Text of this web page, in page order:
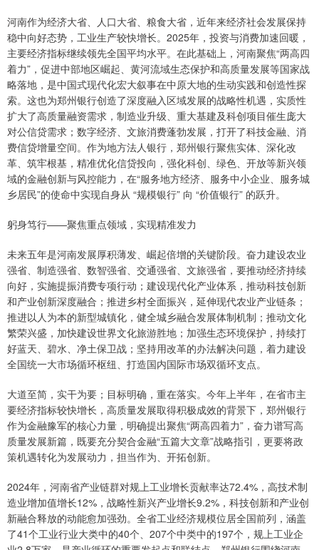
河南作为经济大省、人口大省、粮食大省，近年来经济社会发展保持
稳中向好态势，工业生产较快增长。2025年，投资与消费加速回暖，
主要经济指标继续领先全国平均水平。在此基础上，河南聚焦“两高四
着力”，促进中部地区崛起、黄河流域生态保护和高质量发展等国家战
略落地，是中国式现代化宏大叙事在中原大地的生动实践和创造性探
索。这也为郑州银行创造了深度融入区域发展的战略性机遇，实质性
扩大了高质量融资需求，制造业升级、重大基建及科创项目催生庞大
对公信贷需求；数字经济、文旅消费蓬勃发展，打开了科技金融、消
费信贷增量空间。作为地方法人银行，郑州银行聚焦实体、深化改
革、筑牢根基，精准优化信贷投向，强化科创、绿色、开放等新兴领
域的金融创新与风控能力，在“服务地方经济、服务中小企业、服务城
乡居民”的使命中实现自身从 “规模银行” 向 “价值银行” 的跃升。
躬身笃行——聚焦重点领域，实现精准发力
未来五年是河南发展厚积薄发、崛起倍增的关键阶段。奋力建设农业
强省、制造强省、数智强省、交通强省、文旅强省，要推动经济持续
向好，实施提振消费专项行动；建设现代化产业体系，推动科技创新
和产业创新深度融合；推进乡村全面振兴，延伸现代农业产业链条；
推进以人为本的新型城镇化，健全城乡融合发展体制机制；推动文化
繁荣兴盛，加快建设世界文化旅游胜地；加强生态环境保护，持续打
好蓝天、碧水、净土保卫战；坚持用改革的办法解决问题，着力建设
全国统一大市场循环枢纽、打造国内国际市场双循环支点。
大道至简，实干为要；目标明确，重在落实。今年上半年，在省市主
要经济指标较快增长，高质量发展取得积极成效的背景下，郑州银行
作为金融豫军的核心力量，明确提出聚焦“两高四着力”，奋力谱写高
质量发展新篇，既要充分契合金融“五篇大文章”战略指引，更要将政
策机遇转化为发展动力，担当作为、开拓创新。
2024年，河南省产业链群对规上工业增长贡献率达72.4%，高技术制
造业增加值增长12%，战略性新兴产业增长9.2%，科技创新和产业创
新融合释放的动能愈加强劲。全省工业经济规模位居全国前列，涵盖
了41个工业行业大类中的40个、207个中类中的197个，规上工业企